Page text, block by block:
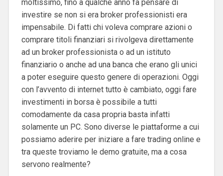
moltissimo, fino a qualche anno fa pensare di
investire se non si era broker professionisti era
impensabile. Di fatti chi voleva comprare azioni o
comprare titoli finanziari si rivolgeva direttamente
ad un broker professionista o ad un istituto
finanziario o anche ad una banca che erano gli unici
a poter eseguire questo genere di operazioni. Oggi
con l’avvento di internet tutto è cambiato, oggi fare
investimenti in borsa è possibile a tutti
comodamente da casa propria basta infatti
solamente un PC. Sono diverse le piattaforme a cui
possiamo aderire per iniziare a fare trading online e
tra queste troviamo le demo gratuite, ma a cosa
servono realmente?